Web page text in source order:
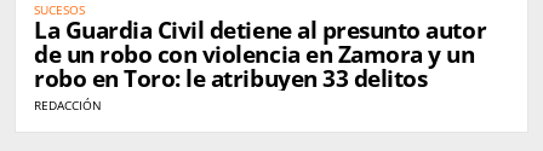
SUCESOS
La Guardia Civil detiene al presunto autor
de un robo con violencia en Zamora y un
robo en Toro: le atribuyen 33 delitos
REDACCIÓN